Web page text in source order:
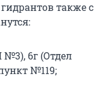
также с
6г (Отдел
№119;